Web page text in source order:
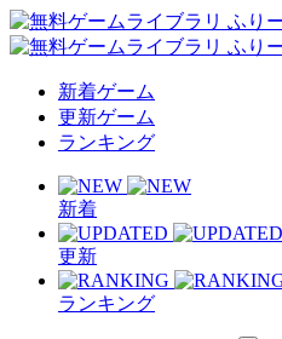
新着ゲーム
更新ゲーム
ランキング
新着
更新
ランキング